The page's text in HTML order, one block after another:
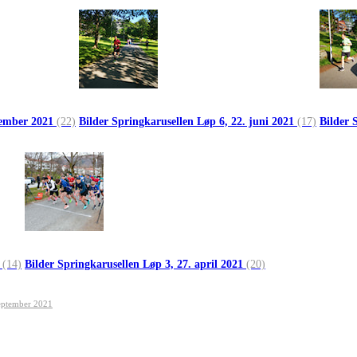
2021 (22) Bilder Springkarusellen Løp 6, 22. juni 2021 (17) Bilder
(14) Bilder Springkarusellen Løp 3, 27. april 2021 (20)
2021